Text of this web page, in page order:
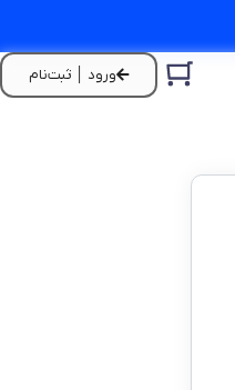
ورود │ ثبت‌نام